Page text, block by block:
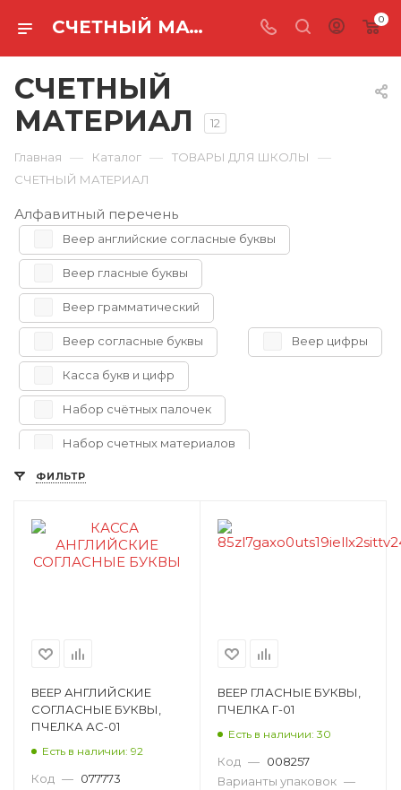
СЧЕТНЫЙ МАТЕРИАЛ 0
СЧЕТНЫЙ
МАТЕРИАЛ
12
Главная — Каталог — ТОВАРЫ ДЛЯ ШКОЛЫ —
СЧЕТНЫЙ МАТЕРИАЛ
Алфавитный перечень
Веер английские согласные буквы
Веер гласные буквы
Веер грамматический
Веер согласные буквы Веер цифры
Касса букв и цифр
Набор счётных палочек
Набор счетных материалов
Счетный материал
ФИЛЬТР
ВЕЕР АНГЛИЙСКИЕ
СОГЛАСНЫЕ БУКВЫ,
ПЧЕЛКА АС-01
Есть в наличии: 92
Код — 077773
ВЕЕР ГЛАСНЫЕ БУКВЫ,
ПЧЕЛКА Г-01
Есть в наличии: 30
Код — 008257
Варианты упаковок —